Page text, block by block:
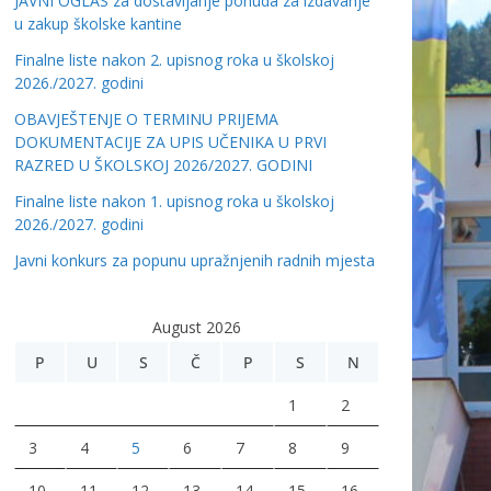
u zakup školske kantine
Finalne liste nakon 2. upisnog roka u školskoj
2026./2027. godini
OBAVJEŠTENJE O TERMINU PRIJEMA
DOKUMENTACIJE ZA UPIS UČENIKA U PRVI
RAZRED U ŠKOLSKOJ 2026/2027. GODINI
Finalne liste nakon 1. upisnog roka u školskoj
2026./2027. godini
Javni konkurs za popunu upražnjenih radnih mjesta
August 2026
P
U S Č P S N
1 2
3 4 5 6 7 8 9